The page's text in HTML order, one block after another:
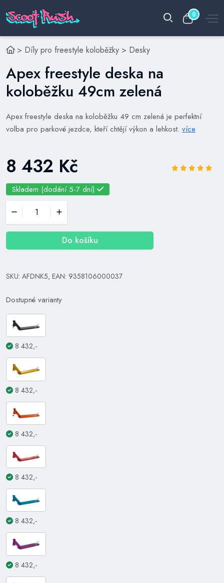
0
> Díly pro freestyle koloběžky > Desky
Apex freestyle deska na
koloběžku 49cm zelená
Apex freestyle deska na koloběžku 49 cm zelená je perfektní
volba pro parkové jezdce, kteří chtějí výkon a lehkost. více
8 432 Kč
Skladem (dodání 5-7 dní)
Do košíku
SKU: AFDNK5, EAN: 9358106000037
Dostupné varianty
8 432,-
8 432,-
8 432,-
8 432,-
8 432,-
8 432,-